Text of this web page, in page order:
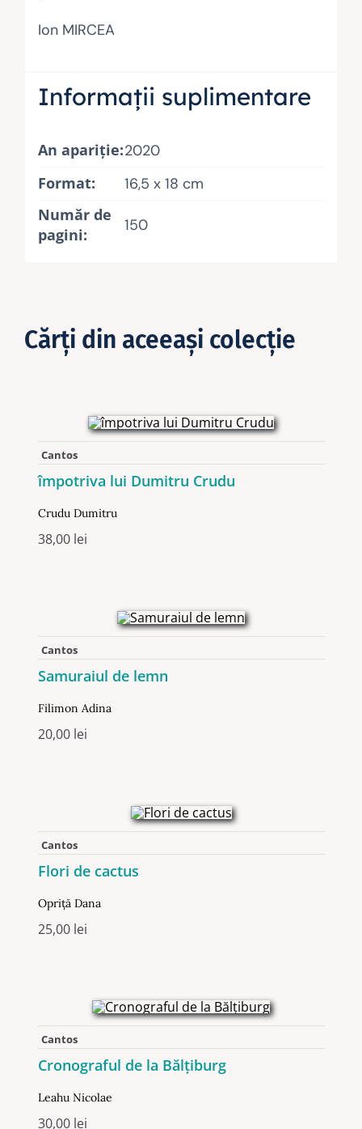
Ion MIRCEA
Informații suplimentare
An apariţie:2020
Format:
16,5 x 18 cm
Număr de
pagini:
150
Cărţi din aceeaşi colecţie
Cantos
împotriva lui Dumitru Crudu
Crudu Dumitru
38,00 lei
Cantos
Samuraiul de lemn
Filimon Adina
20,00 lei
Cantos
Flori de cactus
Opriță Dana
25,00 lei
Cantos
Cronograful de la Bălţiburg
Leahu Nicolae
30,00 lei